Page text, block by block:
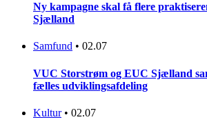
Ny kampagne skal få flere
Sjælland
Samfund • 02.07
VUC Storstrøm og EUC Sjælland
fælles udviklingsafdeling
Kultur • 02.07